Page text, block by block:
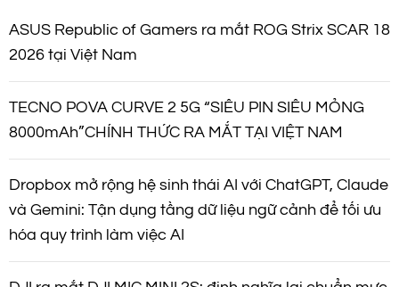
m
ASUS Republic of Gamers ra mắt ROG Strix SCAR 18
2026 tại Việt Nam
TECNO POVA CURVE 2 5G “SIÊU PIN SIÊU MỎNG
8000mAh”CHÍNH THỨC RA MẮT TẠI VIỆT NAM
Dropbox mở rộng hệ sinh thái AI với ChatGPT, Claude
và Gemini: Tận dụng tầng dữ liệu ngữ cảnh để tối ưu
hóa quy trình làm việc AI